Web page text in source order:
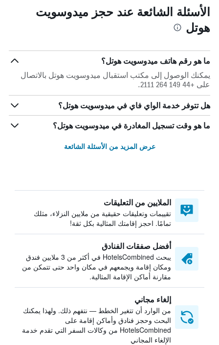
الأسئلة الشائعة عند حجز ميدوسويت
هوتل
ما هو رقم هاتف ميدوسويت هوتل؟
يمكنك الوصول إلى مكتب استقبال ميدوسويت هوتل بالاتصال
على +44 149 264 2111.
هل تتوفر خدمة الواي فاي في ميدوسويت هوتل؟
ما هو وقت تسجيل المغادرة في ميدوسويت هوتل؟
عرض المزيد من الأسئلة الشائعة
الملايين من التعليقات
تقييمات وتعليقات حقيقية من ملايين النزلاء، مثلك
تمامًا. احجز إقامتك المثالية بكل ثقة!
أفضل صفقات الفنادق
يبحث HotelsCombined في أكثر من 3 ملايين فندق
ومكان إقامة ويجمعهم في مكان واحد حتى تتمكن من
مقارنة أماكن الإقامة المثالية.
إلغاء مجاني
من الوارد أن تتغير الخطط — نتفهم ذلك. ولهذا يمكنك
البحث وحجز فنادق وأماكن إقامة على
HotelsCombined من وكالات السفر التي تقدم خدمة
الإلغاء المجاني